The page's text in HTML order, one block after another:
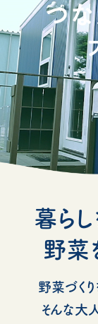
暮らし
野菜
野菜づくり
そんな大